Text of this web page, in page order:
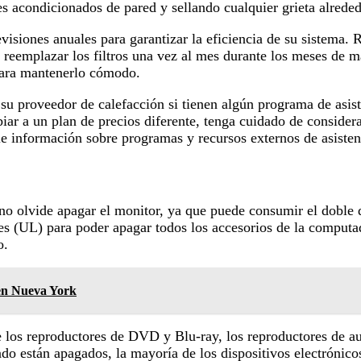
de pared y sellando cualquier grieta
anuales para garantizar la eficiencia de su sistema.
los filtros una vez al mes durante los meses
mantenerlo cómodo.
proveedor de calefacción si tienen algún programa de
a un plan de precios diferente, tenga cuidado de
sobre programas y recursos externos de
olvide apagar el monitor, ya que puede consumir el
para poder apagar todos los accesorios de la
Nueva York
reproductores de DVD y Blu-ray, los reproductores de
están apagados, la mayoría de los dispositivos